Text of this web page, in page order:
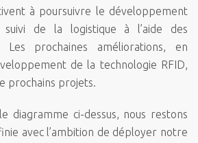
à poursuivre le développement
de la logistique à l’aide des
Les prochaines améliorations, en
de la technologie RFID,
prochains projets.
diagramme ci-dessus, nous restons
avec l’ambition de déployer notre